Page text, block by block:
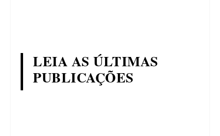
LEIA AS ÚLTIMAS
PUBLICAÇÕES